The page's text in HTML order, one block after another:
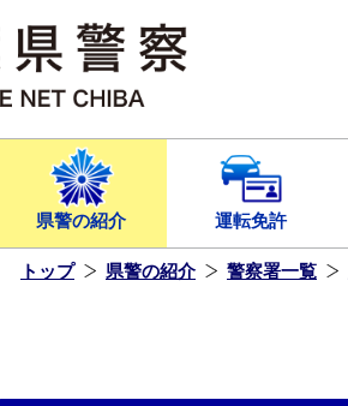
県警の紹介 運転免許
トップ 県警の紹介 警察署一覧